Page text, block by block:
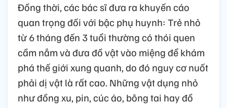
Đồng thời, các bác sĩ đưa ra khuyến cáo
quan trọng đối với bậc phụ huynh: Trẻ nhỏ
từ 6 tháng đến 3 tuổi thường có thói quen
cầm nắm và đưa đồ vật vào miệng để khám
phá thế giới xung quanh, do đó nguy cơ nuốt
phải dị vật là rất cao. Những vật dụng nhỏ
như đồng xu, pin, cúc áo, bông tai hay đồ